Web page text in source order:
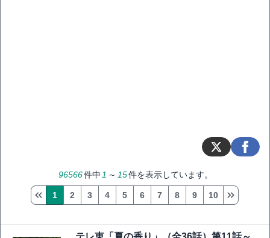
96566件中 1 ～ 15件を表示しています。
1 2 3 4 5 6 7 8 9 10